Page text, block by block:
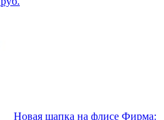
Новая шапка на флисе Фирма: